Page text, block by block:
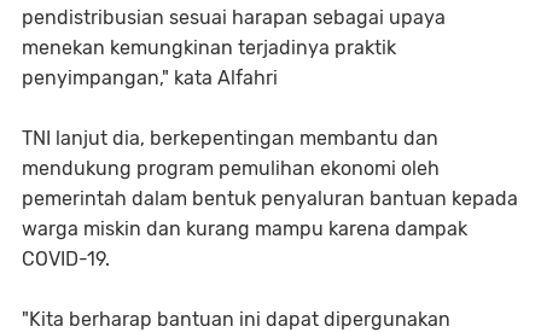
pendistribusian sesuai harapan sebagai upaya
menekan kemungkinan terjadinya praktik
penyimpangan," kata Alfahri
TNI lanjut dia, berkepentingan membantu dan
mendukung program pemulihan ekonomi oleh
pemerintah dalam bentuk penyaluran bantuan kepada
warga miskin dan kurang mampu karena dampak
COVID-19.
"Kita berharap bantuan ini dapat dipergunakan